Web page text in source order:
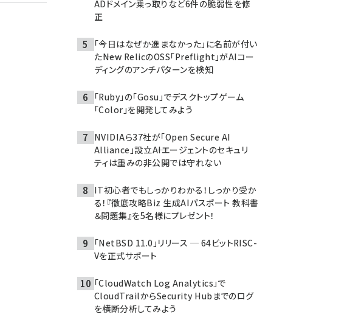
ADドメイン乗っ取りなど6件の脆弱性を修
正
「今日はなぜか進まなかった」に名前が付い
た――New RelicのOSS「Preflight」がAIコー
ディングのアンチパターンを検知
「Ruby」の「Gosu」でデスクトップゲーム
「Color」を開発してみよう
NVIDIAら37社が「Open Secure AI
Alliance」設立――AIエージェントのセキュリ
ティは重みの非公開では守れない
IT初心者でもしっかりわかる！しっかり受か
る！『徹底攻略Biz 生成AIパスポート 教科書
＆問題集』を5名様にプレゼント！
「NetBSD 11.0」リリース ─ 64ビットRISC-
Vを正式サポート
「CloudWatch Log Analytics」で
CloudTrailからSecurity Hubまでのログ
を横断分析してみよう